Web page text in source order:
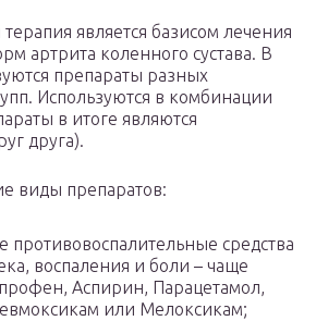
является базисом лечения
артрита коленного сустава. В
препараты разных
Используются в комбинации
в итоге являются
друга).
виды препаратов:
противовоспалительные средства
воспаления и боли – чаще
Аспирин, Парацетамол,
или Мелоксикам;